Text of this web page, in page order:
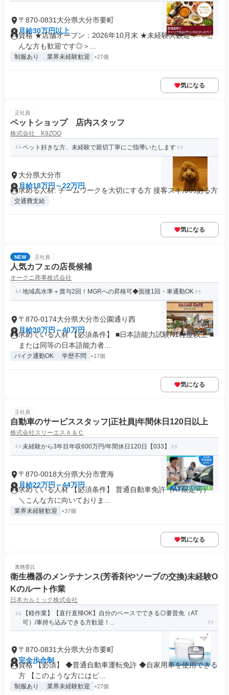
〒870-0831大分県大分市要町
月給30万円以上
資格 ★店舗オープン：2026年10月末 ★未経験大歓迎！ ＜こ
んな方も歓迎です◎＞...
制服あり 業界未経験歓迎 +27個
気になる
正社員
ペットショップ 店内スタッフ
株式会社 K9ZOO
ペット好きな方、未経験で親切丁寧にご指導いたします
大分県大分市
月給18万円～22万円
求める人材: チームワークを大切にする方 接客スキルのある方
交通費支給
気になる
NEW 正社員
人気カフェの店長候補
オークニ商事株式会社
地域高水準＋賞与2回！MGRへの昇格可◆面接1回・車通勤OK
〒870-0174大分県大分市公園通り西
月給30万円～40万円
求めている人材 【必須条件】 ■日本語能力試験N1程度以上 ■
または同等の日本語能力者...
バイク通勤OK 学歴不問 +17個
気になる
正社員
自動車のサービススタッフ|正社員|年間休日120日以上
株式会社スリーエスＡ＆Ｃ
未経験から3年目年収600万円/年間休日120日【033】
〒870-0018大分県大分市豊海
月給22万円～44万円
求めている人材 【必須条件】 普通自動車免許（AT限定可）
＼こんな方に向いておりま...
業界未経験歓迎 +37個
気になる
業務委託
衛生機器のメンテナンス(芳香剤やソープの交換)未経験O
Kのルート作業
日本カルミック株式会社
【軽作業】【直行直帰OK】自分のペースでできる◎要普免（AT
可）/車持ち込みできる方歓迎！...
〒870-0831大分県大分市要町
完全歩合制
資格 【必須】 ◆普通自動車運転免許 ◆自家用車を使用できる
方 【このような方にはピ...
制服あり 業界未経験歓迎 +27個